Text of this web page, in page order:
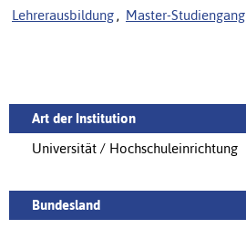
Lehrerausbildung , Master-Studiengang
Art der Institution
Universität / Hochschuleinrichtung
Bundesland